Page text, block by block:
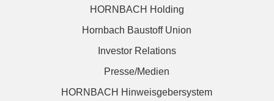
HORNBACH Holding
Hornbach Baustoff Union
Investor Relations
Presse/Medien
HORNBACH Hinweisgebersystem